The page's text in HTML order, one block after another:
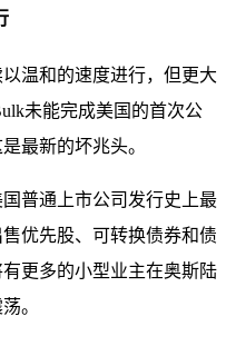
温和的速度进行，但更大
未能完成美国的首次公
最新的坏兆头。
普通上市公司发行史上最
优先股、可转换债券和债
更多的小型业主在奥斯陆
。